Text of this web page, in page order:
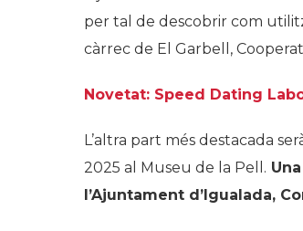
per tal de descobrir com
càrrec de El Garbell,
Novetat: Speed Dating
L’altra part més destacada
2025 al Museu de la Pell.
l’Ajuntament d’Igualada,